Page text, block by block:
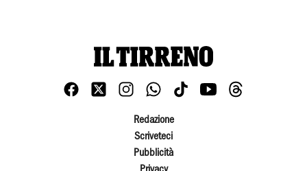
Redazione
Scriveteci
Pubblicità